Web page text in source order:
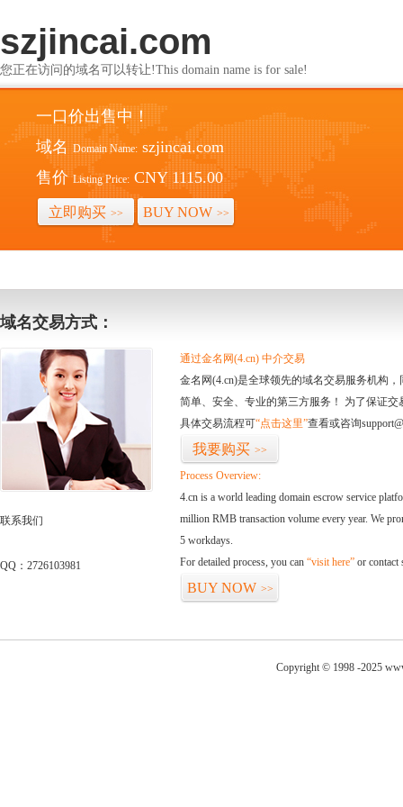
szjincai.com
您正在访问的域名可以转让!This domain name is for sale!
一口价出售中！
域名 Domain Name: szjincai.com
售价 Listing Price: CNY 1115.00
立即购买 >> BUY NOW >>
域名交易方式：
联系我们
QQ：2726103981
通过金名网(4.cn) 中介交易
金名网(4.cn)是全球领先的域名交易服务机构
简单、安全、专业的第三方服务！ 为了保证
具体交易流程可“点击这里”查看或咨询
我要购买 >>
Process Overview:
4.cn is a world leading domain escrow service
million RMB transaction volume every year. We
5 workdays.
For detailed process, you can “visit here” or contact
BUY NOW >>
Copyright © 1998 -2025